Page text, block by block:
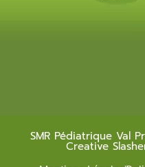
SMR Pédiatrique Val
Creative